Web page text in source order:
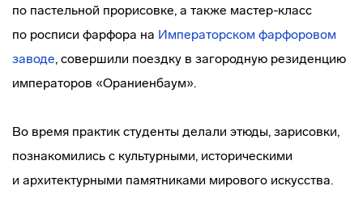
по пастельной прорисовке, а также мастер-класс
по росписи фарфора на Императорском фарфоровом
заводе, совершили поездку в загородную резиденцию
императоров «Ораниенбаум».
Во время практик студенты делали этюды, зарисовки,
познакомились с культурными, историческими
и архитектурными памятниками мирового искусства.